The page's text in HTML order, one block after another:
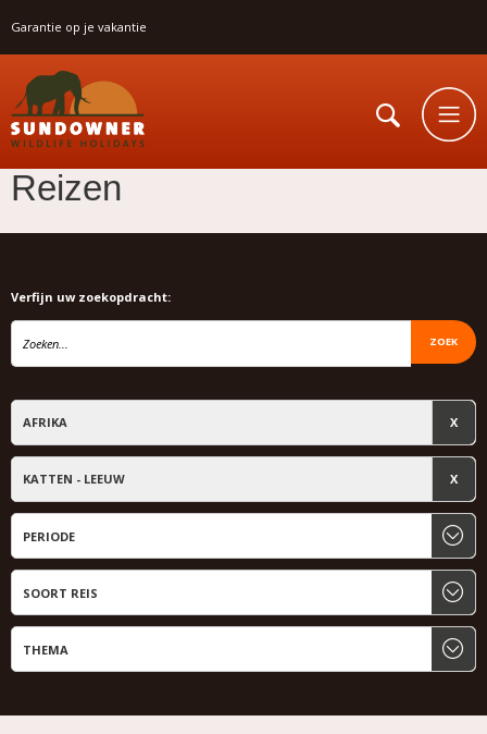
Garantie op je vakantie
Reizen
Verfijn uw zoekopdracht:
ZOEK
AFRIKA
KATTEN - LEEUW